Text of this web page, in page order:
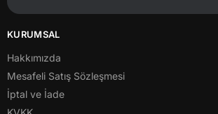
KURUMSAL
Hakkımızda
Mesafeli Satış Sözleşmesi
İptal ve İade